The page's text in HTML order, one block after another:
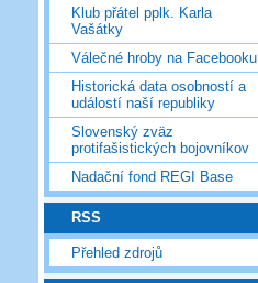
Klub přátel pplk. Karla
Vašátky
Válečné hroby na Facebooku
Historická data osobností a
událostí naší republiky
Slovenský zväz
protifašistických bojovníkov
Nadační fond REGI Base
RSS
Přehled zdrojů